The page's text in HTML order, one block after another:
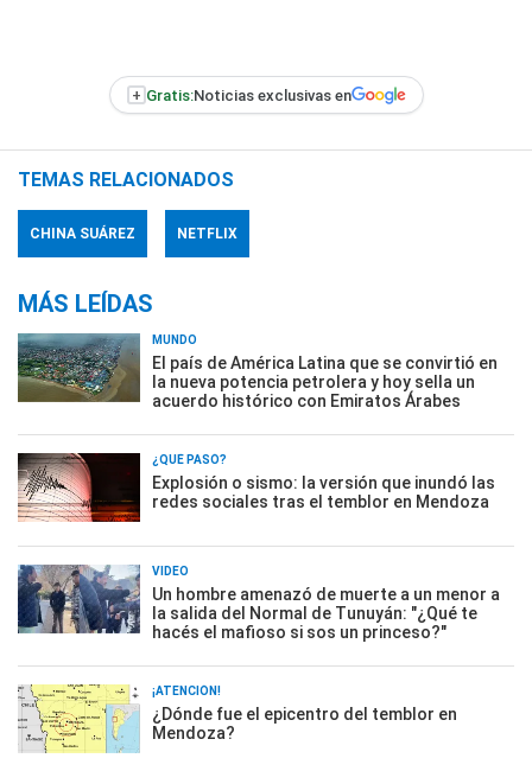
+ Gratis:Noticias exclusivas en
TEMAS RELACIONADOS
CHINA SUÁREZ NETFLIX
MÁS LEÍDAS
MUNDO
El país de América Latina que se convirtió en
la nueva potencia petrolera y hoy sella un
acuerdo histórico con Emiratos Árabes
¿QUÉ PASÓ?
Explosión o sismo: la versión que inundó las
redes sociales tras el temblor en Mendoza
VIDEO
Un hombre amenazó de muerte a un menor a
la salida del Normal de Tunuyán: "¿Qué te
hacés el mafioso si sos un princeso?"
¡ATENCIÓN!
¿Dónde fue el epicentro del temblor en
Mendoza?